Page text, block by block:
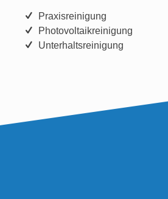
Praxisreinigung
Photovoltaikreinigung
Unterhaltsreinigung